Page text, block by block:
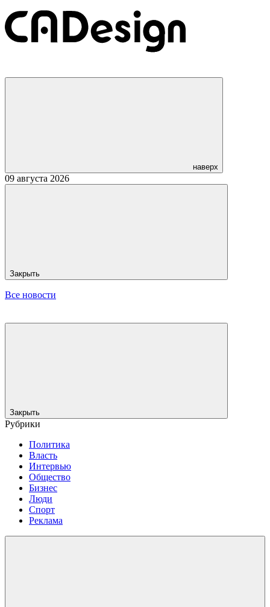
наверх
09 августа 2026
Закрыть
Все новости
Закрыть
Рубрики
Политика
Власть
Интервью
Общество
Бизнес
Люди
Спорт
Реклама